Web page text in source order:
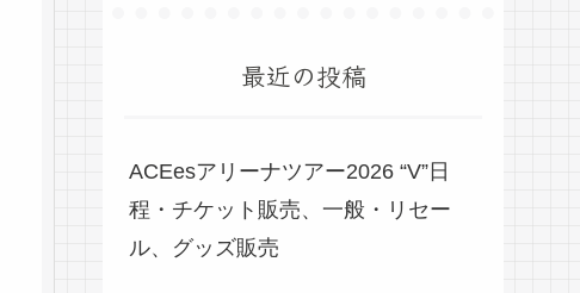
最近の投稿
ACEesアリーナツアー2026 “V”日
程・チケット販売、一般・リセー
ル、グッズ販売